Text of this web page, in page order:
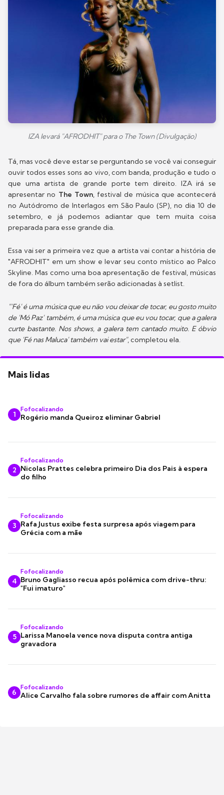
IZA levará "AFRODHIT" para o The Town (Divulgação)
Tá, mas você deve estar se perguntando se você vai conseguir
ouvir todos esses sons ao vivo, com banda, produção e tudo o
que uma artista de grande porte tem direito. IZA irá se
apresentar no The Town, festival de música que acontecerá
no Autódromo de Interlagos em São Paulo (SP), no dia 10 de
setembro, e já podemos adiantar que tem muita coisa
preparada para esse grande dia.
Essa vai ser a primeira vez que a artista vai contar a história de
"AFRODHIT" em um show e levar seu conto místico ao Palco
Skyline. Mas como uma boa apresentação de festival, músicas
de fora do álbum também serão adicionadas à setlist.
"'Fé' é uma música que eu não vou deixar de tocar, eu gosto muito
de 'Mó Paz' também, é uma música que eu vou tocar, que a galera
curte bastante. Nos shows, a galera tem cantado muito. E óbvio
que 'Fé nas Maluca' também vai estar", completou ela.
Mais lidas
1
Fofocalizando
Rogério manda Queiroz eliminar Gabriel
2
Fofocalizando
Nicolas Prattes celebra primeiro Dia dos Pais à espera
do filho
3
Fofocalizando
Rafa Justus exibe festa surpresa após viagem para
Grécia com a mãe
4
Fofocalizando
Bruno Gagliasso recua após polêmica com drive-thru:
"Fui imaturo"
5
Fofocalizando
Larissa Manoela vence nova disputa contra antiga
gravadora
6
Fofocalizando
Alice Carvalho fala sobre rumores de affair com Anitta